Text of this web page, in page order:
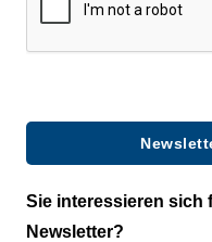
Sie interessieren sich
Newsletter?